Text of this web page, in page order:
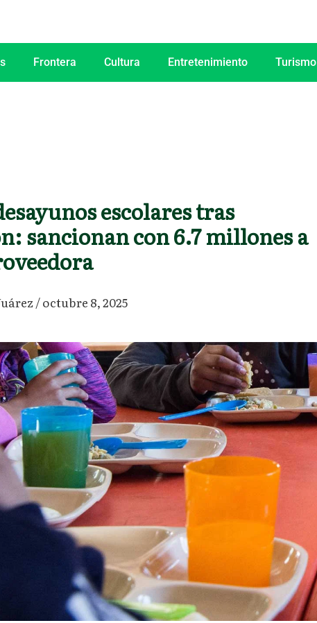
Frontera Cultura Entretenimiento Turismo
escolares tras
sancionan con 6.7 millones a
/octubre 8, 2025